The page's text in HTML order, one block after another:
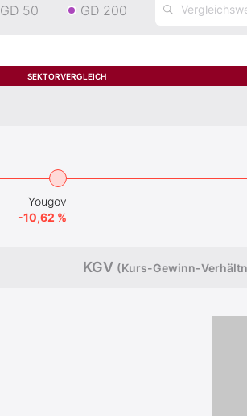
GD 50 GD 200
SEKTORVERGLEICH
Yougov
-10,62 %
KGV (Kurs-Gewinn-